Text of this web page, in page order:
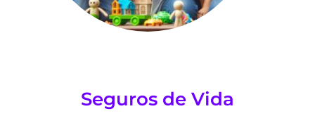
Un compromiso que trasciende.